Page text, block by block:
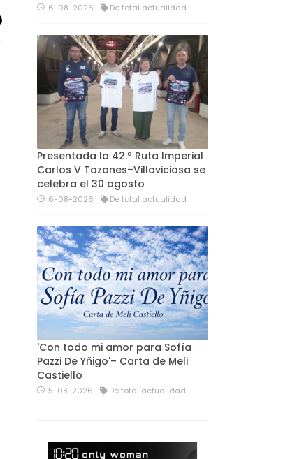
6-08-2026 De total actualidad
Presentada la 42.ª Ruta Imperial
Carlos V Tazones–Villaviciosa se
celebra el 30 agosto
6-08-2026 De total actualidad
'Con todo mi amor para Sofía
Pazzi De Yñigo'– Carta de Meli
Castiello
5-08-2026 De total actualidad